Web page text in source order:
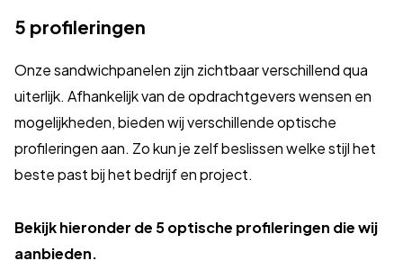
5 profileringen
Onze sandwichpanelen zijn zichtbaar verschillend qua
uiterlijk. Afhankelijk van de opdrachtgevers wensen en
mogelijkheden, bieden wij verschillende optische
profileringen aan. Zo kun je zelf beslissen welke stijl het
beste past bij het bedrijf en project.
Bekijk hieronder de 5 optische profileringen die wij
aanbieden.